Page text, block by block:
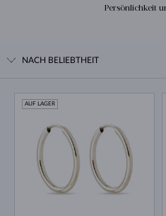
Persönlichkeit
NACH BELIEBTHEIT
AUF LAGER